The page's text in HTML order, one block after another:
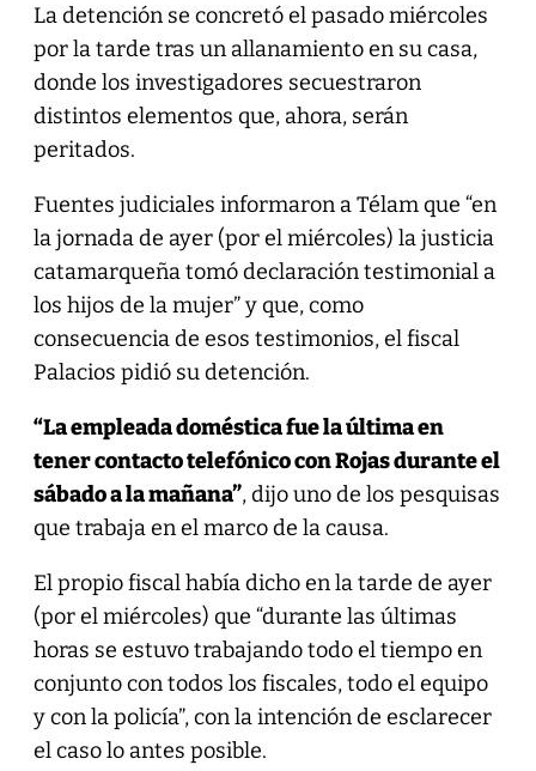
La detención se concretó el pasado miércoles
por la tarde tras un allanamiento en su casa,
donde los investigadores secuestraron
distintos elementos que, ahora, serán
peritados.
Fuentes judiciales informaron a Télam que “en
la jornada de ayer (por el miércoles) la justicia
catamarqueña tomó declaración testimonial a
los hijos de la mujer” y que, como
consecuencia de esos testimonios, el fiscal
Palacios pidió su detención.
“La empleada doméstica fue la última en
tener contacto telefónico con Rojas durante el
sábado a la mañana”, dijo uno de los pesquisas
que trabaja en el marco de la causa.
El propio fiscal había dicho en la tarde de ayer
(por el miércoles) que “durante las últimas
horas se estuvo trabajando todo el tiempo en
conjunto con todos los fiscales, todo el equipo
y con la policía”, con la intención de esclarecer
el caso lo antes posible.